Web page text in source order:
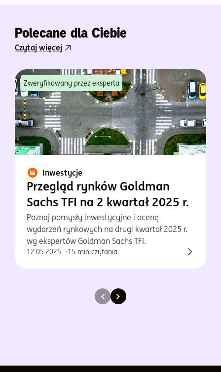
Polecane dla Ciebie
Czytaj więcej
Zweryfikowany przez eksperta
Inwestycje
Przegląd rynków Goldman
Sachs TFI na 2 kwartał 2025 r.
Poznaj pomysły inwestycyjne i ocenę
wydarzeń rynkowych na drugi kwartał 2025 r.
wg ekspertów Goldman Sachs TFI.
12.05.2025 15 min czytania